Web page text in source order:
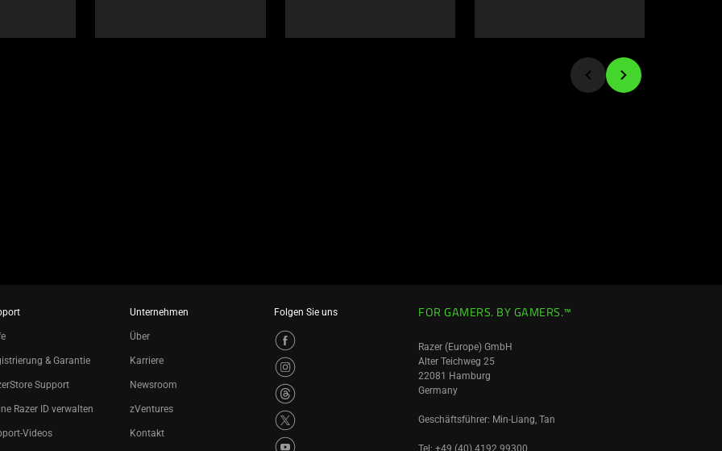
& Garantie
Support
Razer ID verwalten
Videos
Unternehmen
Über
Karriere
Newsroom
zVentures
Kontakt
Folgen Sie uns FOR GAMERS. BY GAMERS.™
Razer (Europe) GmbH
Alter Teichweg 25
22081 Hamburg
Germany
Geschäftsführer: Min-Liang, Tan
Tel: +49 (40) 4192 99300